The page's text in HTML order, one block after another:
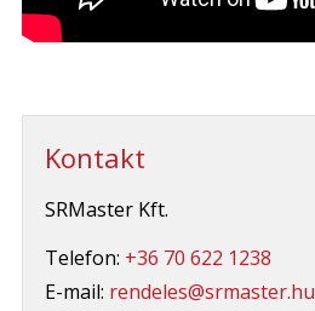
Kontakt
SRMaster Kft.
Telefon: +36 70 622 1238
E-mail: rendeles@srmaster.hu